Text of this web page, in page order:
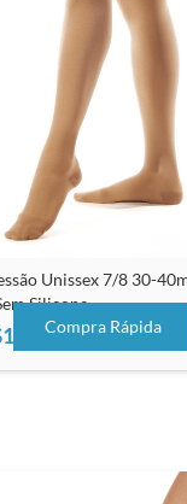
Unissex 7/8 30-
Silicone
125,00O
Compra Rápida